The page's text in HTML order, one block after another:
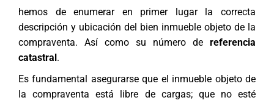
hemos de enumerar en primer lugar la correcta
descripción y ubicación del bien inmueble objeto de la
compraventa. Así como su número de referencia
catastral.
Es fundamental asegurarse que el inmueble objeto de
la compraventa está libre de cargas; que no esté